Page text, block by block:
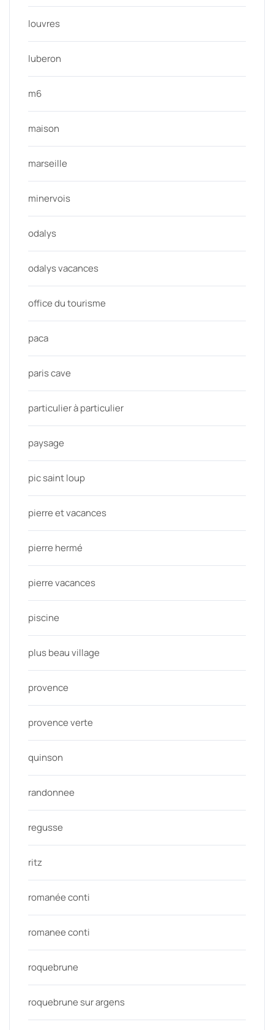
louvres
luberon
m6
maison
marseille
minervois
odalys
odalys vacances
office du tourisme
paca
paris cave
particulier à particulier
paysage
pic saint loup
pierre et vacances
pierre hermé
pierre vacances
piscine
plus beau village
provence
provence verte
quinson
randonnee
regusse
ritz
romanée conti
romanee conti
roquebrune
roquebrune sur argens